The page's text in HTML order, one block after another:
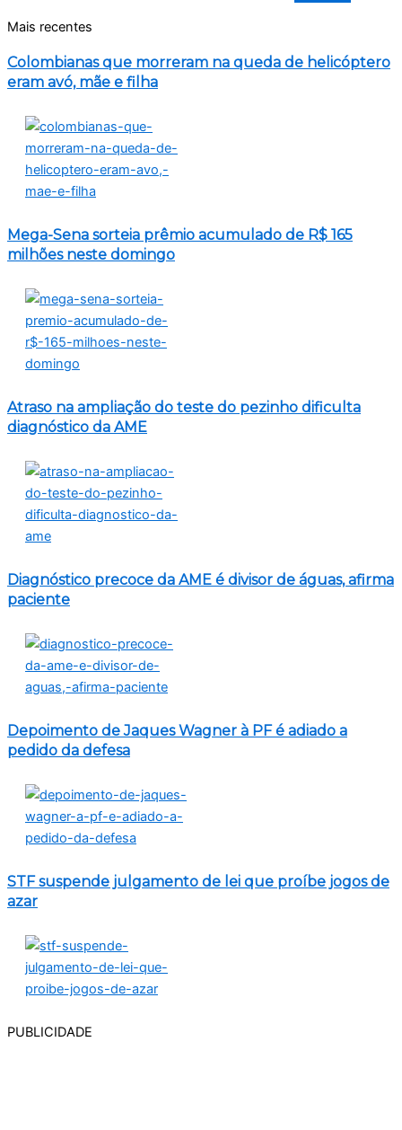
Mais recentes
Colombianas que morreram na queda de helicóptero
eram avó, mãe e filha
Mega-Sena sorteia prêmio acumulado de R$ 165
milhões neste domingo
Atraso na ampliação do teste do pezinho dificulta
diagnóstico da AME
Diagnóstico precoce da AME é divisor de águas, afirma
paciente
Depoimento de Jaques Wagner à PF é adiado a
pedido da defesa
STF suspende julgamento de lei que proíbe jogos de
azar
PUBLICIDADE